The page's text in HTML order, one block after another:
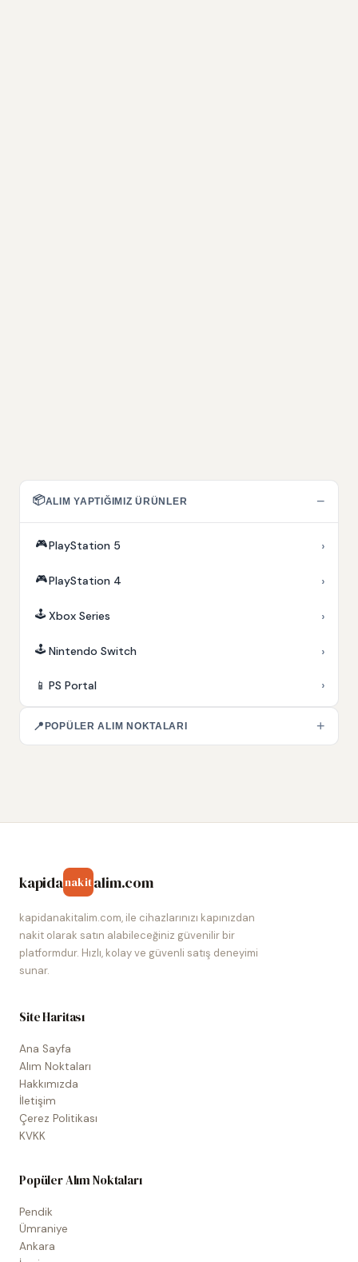
📦ALIM YAPTIĞIMIZ ÜRÜNLER −
🎮PlayStation 5 ›
🎮PlayStation 4 ›
🕹️ Xbox Series ›
🕹️ Nintendo Switch ›
📱 PS Portal ›
📍 POPÜLER ALIM NOKTALARI +
kapidanakitalim.com
kapidanakitalim.com, ile cihazlarınızı kapınızdan
nakit olarak satın alabileceğiniz güvenilir bir
platformdur. Hızlı, kolay ve güvenli satış deneyimi
sunar.
Site Haritası
Ana Sayfa
Alım Noktaları
Hakkımızda
İletişim
Çerez Politikası
KVKK
Popüler Alım Noktaları
Pendik
Ümraniye
Ankara